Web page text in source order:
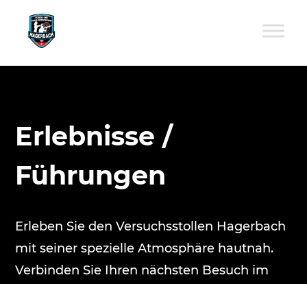
Erlebnisse /
Führungen
Erleben Sie den Versuchsstollen Hagerbach
mit seiner spezielle Atmosphäre hautnah.
Verbinden Sie Ihren nächsten Besuch im